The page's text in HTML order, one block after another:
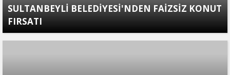
SULTANBEYLİ BELEDİYESİ'NDEN FAİZSİZ KONUT
FIRSATI